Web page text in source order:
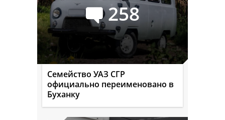
258
Семейство УАЗ СГР
официально переименовано в
Буханку